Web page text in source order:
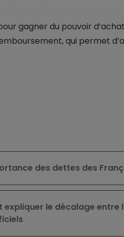
gagner du pouvoir
qui permet
des dettes des
expliquer le décalage entre